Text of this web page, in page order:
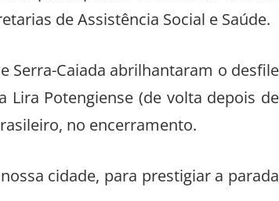
de Assistência Social e Saúde.
Serra-Caiada abrilhantaram o desfile
Lira Potengiense (de volta depois de
no encerramento.
cidade, para prestigiar a parada